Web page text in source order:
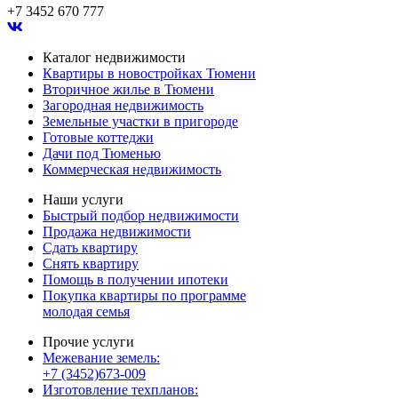
+7 3452 670 777
Каталог недвижимости
Квартиры в новостройках Тюмени
Вторичное жилье в Тюмени
Загородная недвижимость
Земельные участки в пригороде
Готовые коттеджи
Дачи под Тюменью
Коммерческая недвижимость
Наши услуги
Быстрый подбор недвижимости
Продажа недвижимости
Сдать квартиру
Снять квартиру
Помощь в получении ипотеки
Покупка квартиры по программе
молодая семья
Прочие услуги
Межевание земель:
+7 (3452)673-009
Изготовление техпланов: